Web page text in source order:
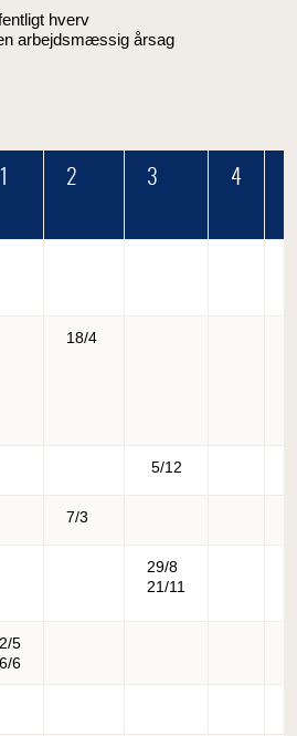
hverv
arbejdsmæssig årsag
2 3 4
18/4
5/12
7/3
29/8
21/11
2/5
6/6